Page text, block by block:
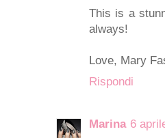
This is a
always!
Love, Mary
Rispondi
Marina 6